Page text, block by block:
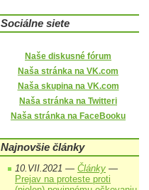
Sociálne siete
Naše diskusné fórum
Naša stránka na VK.com
Naša skupina na VK.com
Naša stránka na Twitteri
Naša stránka na FaceBooku
Najnovšie články
10.VII.2021 — Články —
Prejav na proteste proti